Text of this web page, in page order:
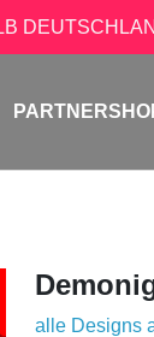
alle Designs